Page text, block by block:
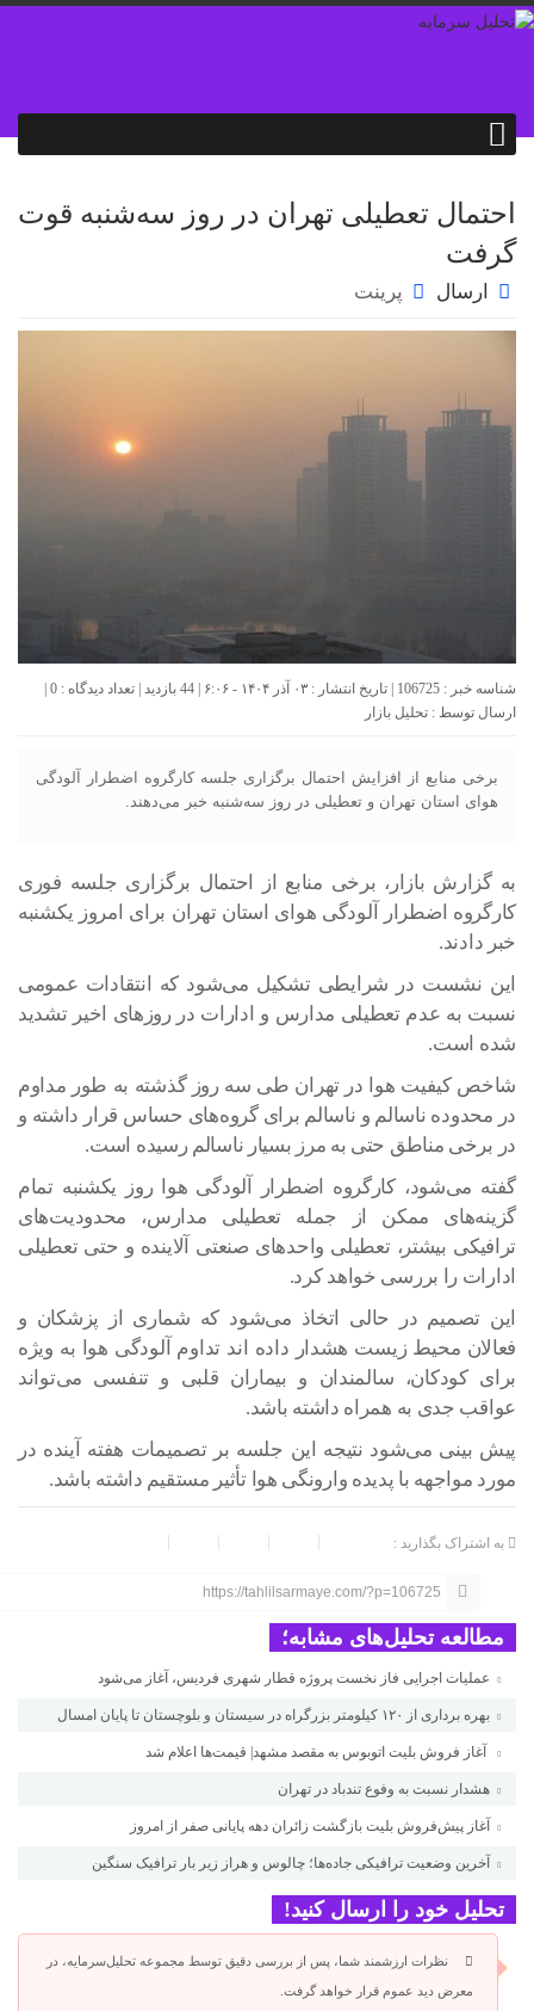
احتمال تعطیلی تهران در روز سه‌شنبه قوت
گرفت
ارسال پرینت
شناسه خبر : 106725 | تاریخ انتشار : ۰۳ آذر ۱۴۰۴ - ۶:۰۶ | 44 بازدید | تعداد دیدگاه : 0
|
ارسال توسط : تحلیل بازار
برخی منابع از افزایش احتمال برگزاری جلسه کارگروه اضطرار آلودگی
هوای استان تهران و تعطیلی در روز سه‌شنبه خبر می‌دهند.
به گزارش بازار، برخی منابع از احتمال برگزاری جلسه فوری
کارگروه اضطرار آلودگی هوای استان تهران برای امروز یکشنبه
خبر دادند.
این نشست در شرایطی تشکیل می‌شود که انتقادات عمومی
نسبت به عدم تعطیلی مدارس و ادارات در روزهای اخیر تشدید
شده است.
شاخص کیفیت هوا در تهران طی سه روز گذشته به طور مداوم
در محدوده ناسالم و ناسالم برای گروه‌های حساس قرار داشته و
در برخی مناطق حتی به مرز بسیار ناسالم رسیده است.
گفته می‌شود، کارگروه اضطرار آلودگی هوا روز یکشنبه تمام
گزینه‌های ممکن از جمله تعطیلی مدارس، محدودیت‌های
ترافیکی بیشتر، تعطیلی واحدهای صنعتی آلاینده و حتی تعطیلی
ادارات را بررسی خواهد کرد.
این تصمیم در حالی اتخاذ می‌شود که شماری از پزشکان و
فعالان محیط زیست هشدار داده‌ اند تداوم آلودگی هوا به ویژه
برای کودکان، سالمندان و بیماران قلبی و تنفسی می‌تواند
عواقب جدی به همراه داشته باشد.
پیش بینی می‌شود نتیجه این جلسه بر تصمیمات هفته آینده در
مورد مواجهه با پدیده وارونگی هوا تأثیر مستقیم داشته باشد.
به اشتراک بگذارید :
https://tahlilsarmaye.com/?p=106725
مطالعه تحلیل‌های مشابه؛
عملیات اجرایی فاز نخست پروژه قطار شهری فردیس، آغاز می‌شود
بهره برداری از ۱۲۰ کیلومتر بزرگراه در سیستان و بلوچستان تا پایان امسال
آغاز فروش بلیت اتوبوس به مقصد مشهد| قیمت‌ها اعلام شد
هشدار نسبت به وفوع تندباد در تهران
آغاز پیش‌فروش بلیت بازگشت زائران دهه پایانی صفر از امروز
آخرین وضعیت ترافیکی جاده‌ها؛ چالوس و هراز زیر بار ترافیک سنگین
تحلیل خود را ارسال کنید!
نظرات ارزشمند شما، پس از بررسی دقیق توسط مجموعه تحلیل‌سرمایه، در
معرض دید عموم قرار خواهد گرفت.